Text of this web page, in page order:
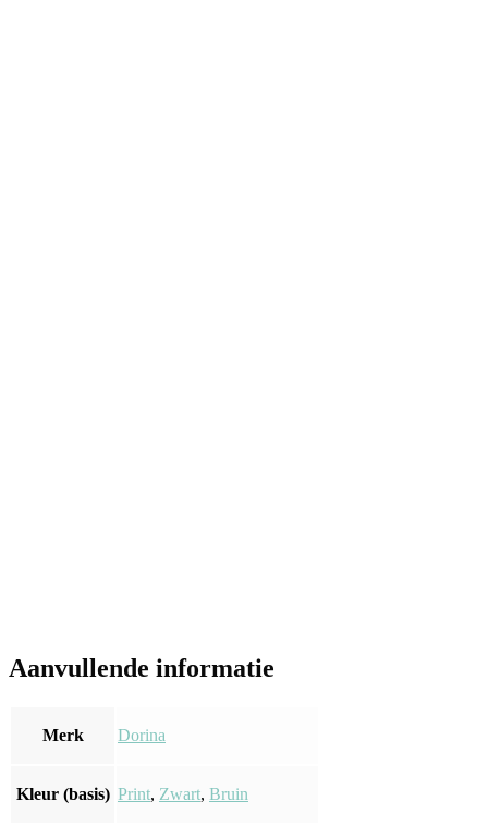
Aanvullende informatie
Merk Dorina
Kleur (basis) Print, Zwart, Bruin